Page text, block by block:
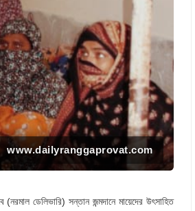
www.dailyranggaprovat.com
ডেলিভারি) সন্তান জন্মদানে মায়েদের উৎসাহিত